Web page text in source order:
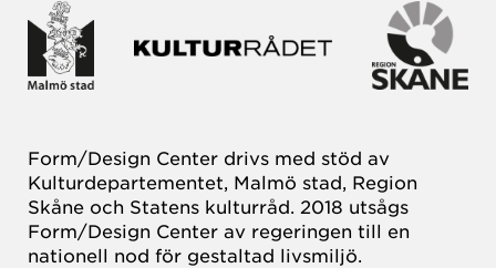
Form/Design Center drivs med stöd av
Kulturdepartementet, Malmö stad, Region
Skåne och Statens kulturråd. 2018 utsågs
Form/Design Center av regeringen till en
nationell nod för gestaltad livsmiljö.